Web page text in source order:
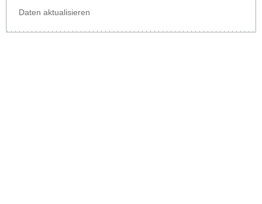
Daten aktualisieren